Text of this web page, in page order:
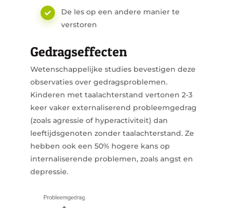
De les op een andere manier te
verstoren
Gedragseffecten
Wetenschappelijke studies bevestigen deze
observaties over gedragsproblemen.
Kinderen met taalachterstand vertonen 2-3
keer vaker externaliserend probleemgedrag
(zoals agressie of hyperactiviteit) dan
leeftijdsgenoten zonder taalachterstand. Ze
hebben ook een 50% hogere kans op
internaliserende problemen, zoals angst en
depressie.